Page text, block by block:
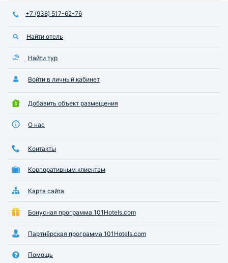
+7 (938) 517-62-76
Найти отель
Найти тур
Войти в личный кабинет
Добавить объект размещения
О нас
Контакты
Корпоративным клиентам
Карта сайта
Бонусная программа 101Hotels.com
Партнёрская программа 101Hotels.com
Помощь